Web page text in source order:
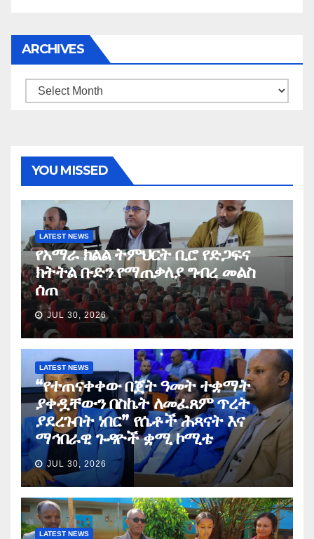
ARCHIVES
Archives
YOU MISSED
LATEST NEWS
የአማራ ክልል ትምህርት ቢሮ የድጋፍና
ክትትል ቡድን የማጠቃለያ ግብረ መልስ
ሰጠ
JUL 30, 2026
LATEST NEWS
“የተጠናቀቀው በጀት ዓመት ተቋማት
ያቀዷቸውን በስኬት ለመፈጸም ጥረት
ያደረጉበት ነበር” የሴቶች ሕጻናት እና
ማኅበራዊ ጉዳዮች ቋሚ ኮሚቴ
JUL 30, 2026
LATEST NEWS